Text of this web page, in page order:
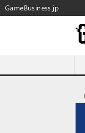
GameBusiness.jp